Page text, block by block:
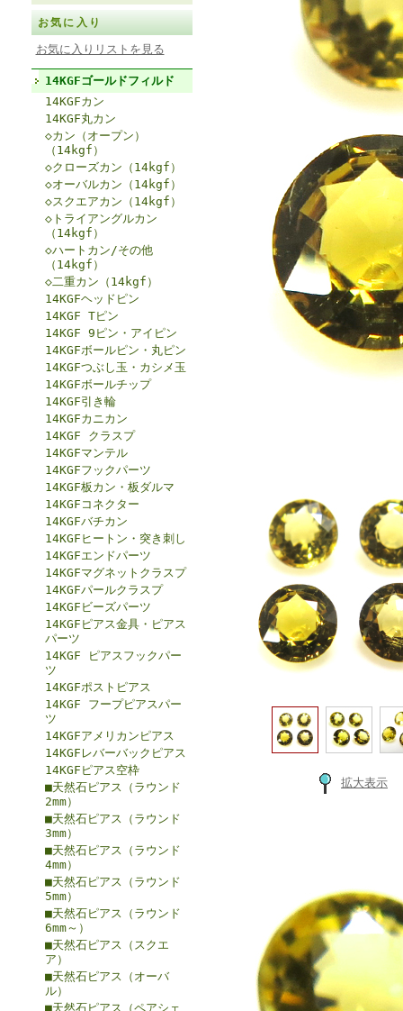
お気に入り
お気に入りリストを見る
14KGFゴールドフィルド
14KGFカン
14KGF丸カン
◇カン（オープン）
（14kgf）
◇クローズカン（14kgf）
◇オーバルカン（14kgf）
◇スクエアカン（14kgf）
◇トライアングルカン
（14kgf）
◇ハートカン/その他
（14kgf）
◇二重カン（14kgf）
14KGFヘッドピン
14KGF Tピン
14KGF 9ピン・アイピン
14KGFボールピン・丸ピン
14KGFつぶし玉・カシメ玉
14KGFボールチップ
14KGF引き輪
14KGFカニカン
14KGF クラスプ
14KGFマンテル
14KGFフックパーツ
14KGF板カン・板ダルマ
14KGFコネクター
14KGFバチカン
14KGFヒートン・突き刺し
14KGFエンドパーツ
14KGFマグネットクラスプ
14KGFパールクラスプ
14KGFビーズパーツ
14KGFピアス金具・ピアス
パーツ
14KGF ピアスフックパー
ツ
14KGFポストピアス
14KGF フープピアスパー
ツ
14KGFアメリカンピアス
14KGFレバーバックピアス
14KGFピアス空枠
■天然石ピアス（ラウンド
2mm）
■天然石ピアス（ラウンド
3mm）
■天然石ピアス（ラウンド
4mm）
■天然石ピアス（ラウンド
5mm）
■天然石ピアス（ラウンド
6mm～）
■天然石ピアス（スクエ
ア）
■天然石ピアス（オーバ
ル）
■天然石ピアス（ペアシェ
拡大表示